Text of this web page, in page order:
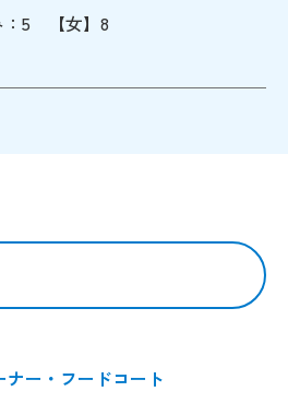
：5 【女】8
ナー・フードコート